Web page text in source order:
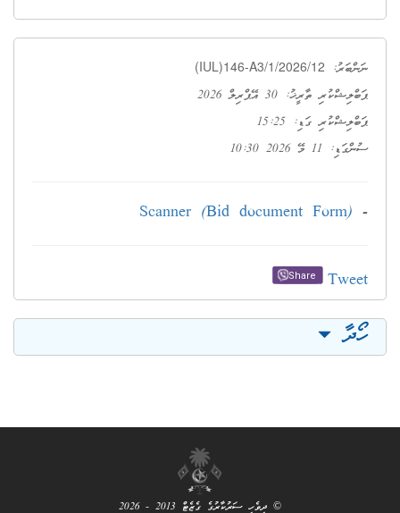
ނަންބަރު: (IUL)146-A3/1/2026/12
ޕަބްލިޝްކުރި ތާރީޚު: 30 އޭޕްރިލް 2026
ޕަބްލިޝްކުރި ގަޑި: 15:25
ސުންގަޑި: 11 މޭ 2026 10:30
-
Scanner (Bid document Form)
Tweet
Share
ހޯދާ
© ދިވެހި ސަރުކާރުގެ ގެޒެޓް 2013 - 2026